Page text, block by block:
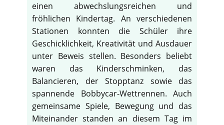
einen abwechslungsreichen und
fröhlichen Kindertag. An verschiedenen
Stationen konnten die Schüler ihre
Geschicklichkeit, Kreativität und Ausdauer
unter Beweis stellen. Besonders beliebt
waren das Kinderschminken, das
Balancieren, der Stopptanz sowie das
spannende Bobbycar-Wettrennen. Auch
gemeinsame Spiele, Bewegung und das
Miteinander standen an diesem Tag im